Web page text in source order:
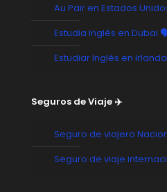
Au Pair en Estados
Estudia Inglés en Dubai
Estudiar Inglés en
Seguros de Viaje ✈️
Seguro de viajero
Seguro de viaje